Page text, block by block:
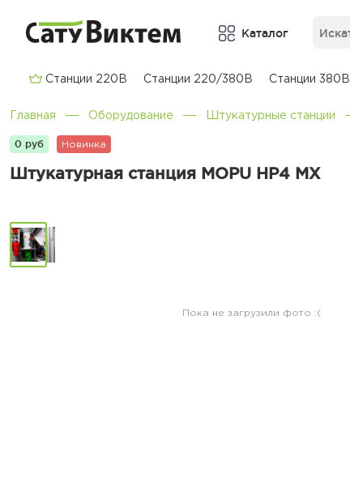
Каталог
Cтанции 220В Cтанции 220/380В Cтанции 380В
Главная Оборудование Штукатурные станции
0 руб Новинка
Штукатурная станция MOPU HP4 MX
Пока не загрузили фото :(